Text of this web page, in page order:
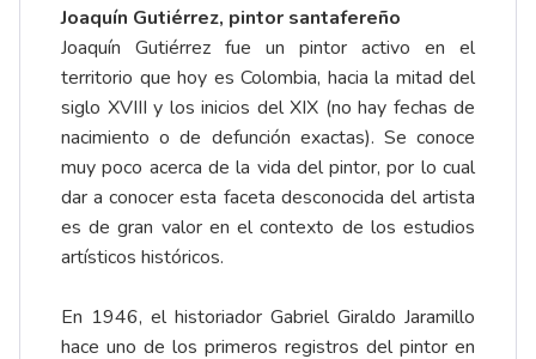
Joaquín Gutiérrez, pintor santafereño
Joaquín Gutiérrez fue un pintor activo en el
territorio que hoy es Colombia, hacia la mitad del
siglo XVIII y los inicios del XIX (no hay fechas de
nacimiento o de defunción exactas). Se conoce
muy poco acerca de la vida del pintor, por lo cual
dar a conocer esta faceta desconocida del artista
es de gran valor en el contexto de los estudios
artísticos históricos.
En 1946, el historiador Gabriel Giraldo Jaramillo
hace uno de los primeros registros del pintor en